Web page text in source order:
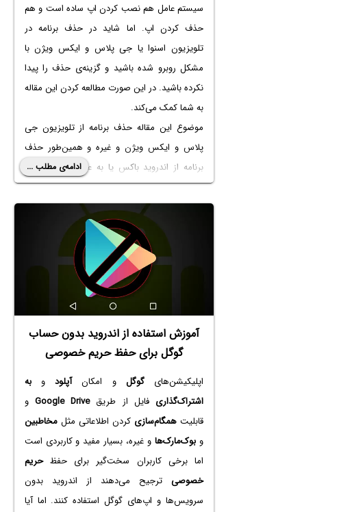
سیستم عامل هم نصب کردن اپ ساده است و هم
حذف کردن اپ. اما شاید در حذف برنامه در
تلویزیون اسنوایا جی پلاس و ایکس ویژن با
مشکل روبرو شده باشید و گزینه‌ی حذف را پیدا
نکرده باشید. در این صورت مطالعه کردن این مقاله
به شما کمک می‌کند.
موضوع این مقاله حذف برنامه از تلویزیون جی
پلاس و ایکس ویژن و غیره و همین‌طورحذف
برنامه از اندروید باکس یا به عبارت دیگر گیرنده
دیجیتال با سیستم عامل اندروید است. با ما
باشید.
ادامه‌ی مطلب ...
آموزش استفاده از اندروید بدون حساب
گوگل برای حفظ حریم خصوصی
اپلیکیشن‌هایگوگل و امکانآپلودوبه
اشتراک‌گذاری فایل از طریقGoogle Drive و
قابلیتهمگام‌سازی کردن اطلاعاتی مثلمخاطبین
و بوک‌مارک‌هاو غیره، بسیار مفید و کاربردی است
اما برخی کاربران سخت‌گیر برای حفظحریم
خصوصی ترجیح می‌دهند از اندروید بدون
سرویس‌ها و اپ‌های گوگل استفاده کنند. اما آیا